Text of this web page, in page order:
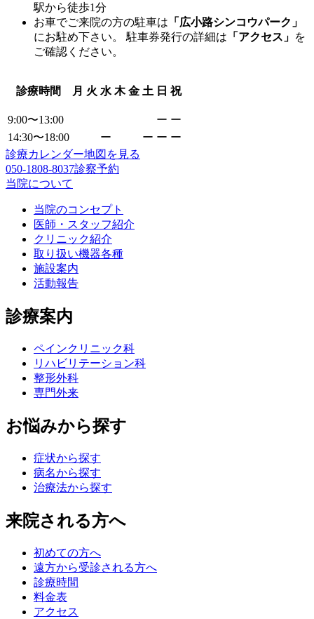
駅から徒歩1分
お車でご来院の方の駐車は 「広小路シンコウパーク」
にお駐め下さい。 駐車券発行の詳細は 「アクセス」 を
ご確認ください。
診療時間 月 火 水 木 金 土 日 祝
9:00〜13:00 ー ー
14:30〜18:00
ー ー ー ー
診療カレンダー地図を見る
050-1808-8037診察予約
当院について
当院のコンセプト
医師・スタッフ紹介
クリニック紹介
取り扱い機器各種
施設案内
活動報告
診療案内
ペインクリニック科
リハビリテーション科
整形外科
専門外来
お悩みから探す
症状から探す
病名から探す
治療法から探す
来院される方へ
初めての方へ
遠方から受診される方へ
診療時間
料金表
アクセス